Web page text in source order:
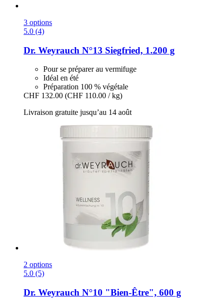
3 options
5.0 (4)
Dr. Weyrauch N°13 Siegfried, 1.200 g
Pour se préparer au vermifuge
Idéal en été
Préparation 100 % végétale
CHF 132.00 (CHF 110.00 / kg)
Livraison gratuite jusqu’au 14 août
2 options
5.0 (5)
Dr. Weyrauch N°10 "Bien-​Être", 600 g